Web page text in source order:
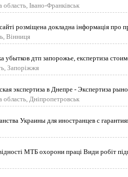
область, Івано-Франківськ
розміщена докладна інформація про
Вінниця
убытков дтп запорожье, експертиза
Запоріжжя
экспертиза в Днепре - Экспертиза
область, Дніпропетровськ
Украины для иностранцев с
МТБ охорони праці Види робіт